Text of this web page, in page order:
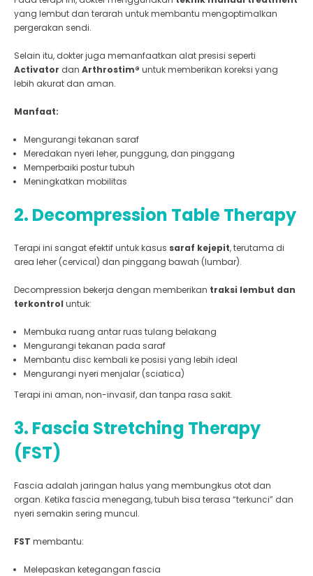
yang lembut dan terarah untuk membantu mengoptimalkan
pergerakan sendi.
Selain itu, dokter juga memanfaatkan alat presisi seperti
Activator dan Arthrostim® untuk memberikan koreksi yang
lebih akurat dan aman.
Manfaat:
Mengurangi tekanan saraf
Meredakan nyeri leher, punggung, dan pinggang
Memperbaiki postur tubuh
Meningkatkan mobilitas
2. Decompression Table Therapy
Terapi ini sangat efektif untuk kasus saraf kejepit, terutama di
area leher (cervical) dan pinggang bawah (lumbar).
Decompression bekerja dengan memberikan traksi lembut dan
terkontrol untuk:
Membuka ruang antar ruas tulang belakang
Mengurangi tekanan pada saraf
Membantu disc kembali ke posisi yang lebih ideal
Mengurangi nyeri menjalar (sciatica)
Terapi ini aman, non-invasif, dan tanpa rasa sakit.
3. Fascia Stretching Therapy
(FST)
Fascia adalah jaringan halus yang membungkus otot dan
organ. Ketika fascia menegang, tubuh bisa terasa “terkunci” dan
nyeri semakin sering muncul.
FST membantu:
Melepaskan ketegangan fascia